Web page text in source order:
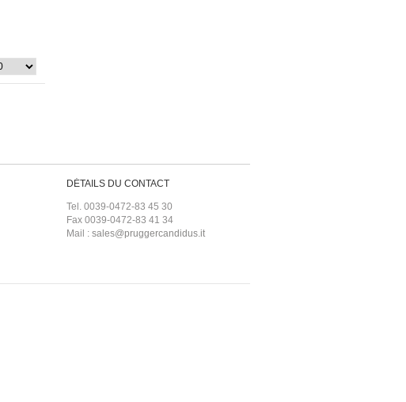
DÉTAILS DU CONTACT
Tel. 0039-0472-83 45 30
Fax 0039-0472-83 41 34
Mail : sales@pruggercandidus.it